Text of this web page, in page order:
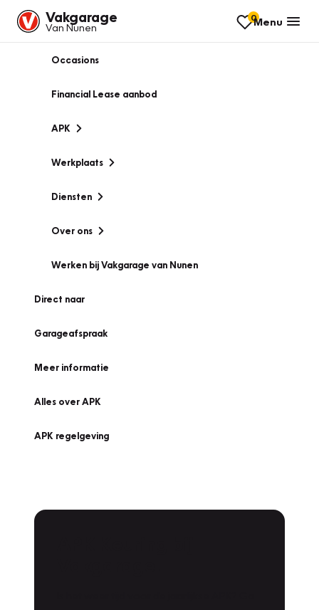
Vakgarage
Van Nunen
0Menu
Occasions
Financial Lease aanbod
APK
Werkplaats
Diensten
Over ons
Werken bij Vakgarage van Nunen
Direct naar
Garageafspraak
Meer informatie
Alles over APK
APK regelgeving